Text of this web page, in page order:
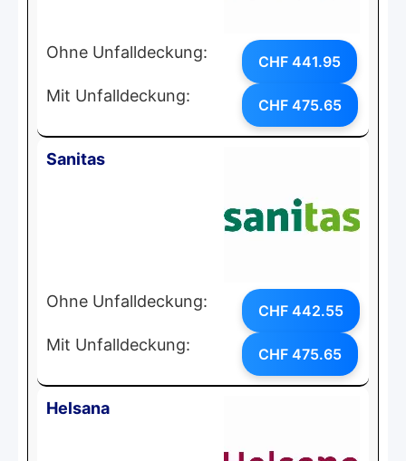
Ohne Unfalldeckung: CHF 441.95
Mit Unfalldeckung: CHF 475.65
Sanitas
Ohne Unfalldeckung: CHF 442.55
Mit Unfalldeckung: CHF 475.65
Helsana